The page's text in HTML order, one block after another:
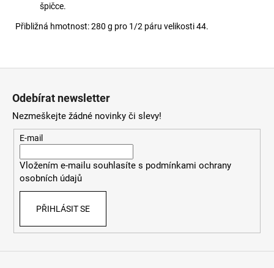
špičce.
Přibližná hmotnost: 280 g pro 1/2 páru velikosti 44.
Odebírat newsletter
Nezmeškejte žádné novinky či slevy!
E-mail
Vložením e-mailu souhlasíte s podmínkami ochrany
osobních údajů
PŘIHLÁSIT SE